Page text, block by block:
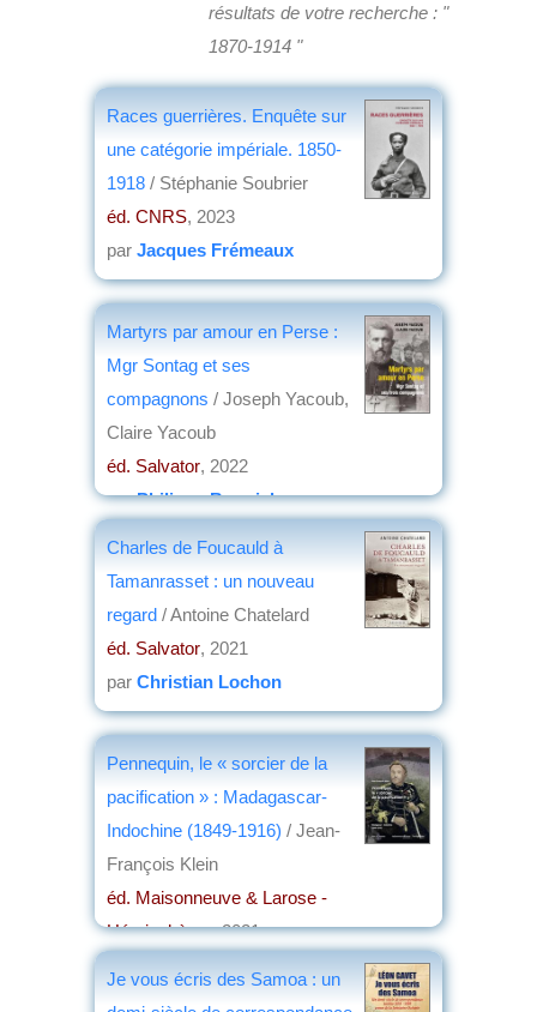
résultats de votre recherche : "
1870-1914 "
Races guerrières. Enquête sur
une catégorie impériale. 1850-
1918 / Stéphanie Soubrier
éd. CNRS, 2023
par Jacques Frémeaux
Martyrs par amour en Perse :
Mgr Sontag et ses
compagnons / Joseph Yacoub,
Claire Yacoub
éd. Salvator, 2022
parPhilippe Bonnichon
Charles de Foucauld à
Tamanrasset : un nouveau
regard / Antoine Chatelard
éd. Salvator, 2021
par Christian Lochon
Pennequin, le « sorcier de la
pacification » : Madagascar-
Indochine (1849-1916) / Jean-
François Klein
éd. Maisonneuve & Larose -
Hémisphères, 2021
Je vous écris des Samoa : un